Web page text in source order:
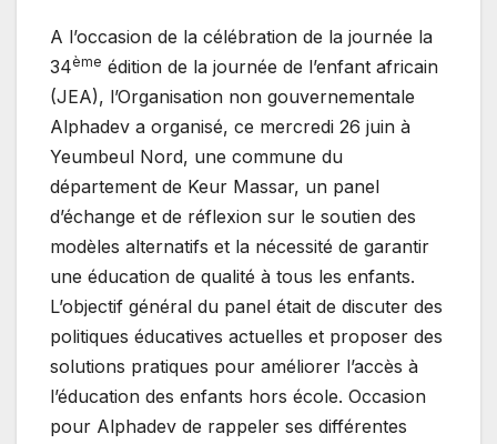
A l’occasion de la célébration de la journée la
34ème édition de la journée de l’enfant africain
(JEA), l’Organisation non gouvernementale
Alphadev a organisé, ce mercredi 26 juin à
Yeumbeul Nord, une commune du
département de Keur Massar, un panel
d’échange et de réflexion sur le soutien des
modèles alternatifs et la nécessité de garantir
une éducation de qualité à tous les enfants.
L’objectif général du panel était de discuter des
politiques éducatives actuelles et proposer des
solutions pratiques pour améliorer l’accès à
l’éducation des enfants hors école. Occasion
pour Alphadev de rappeler ses différentes